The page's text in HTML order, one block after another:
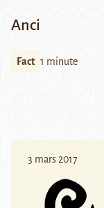
Anci
Fact 1 minute
3 mars 2017